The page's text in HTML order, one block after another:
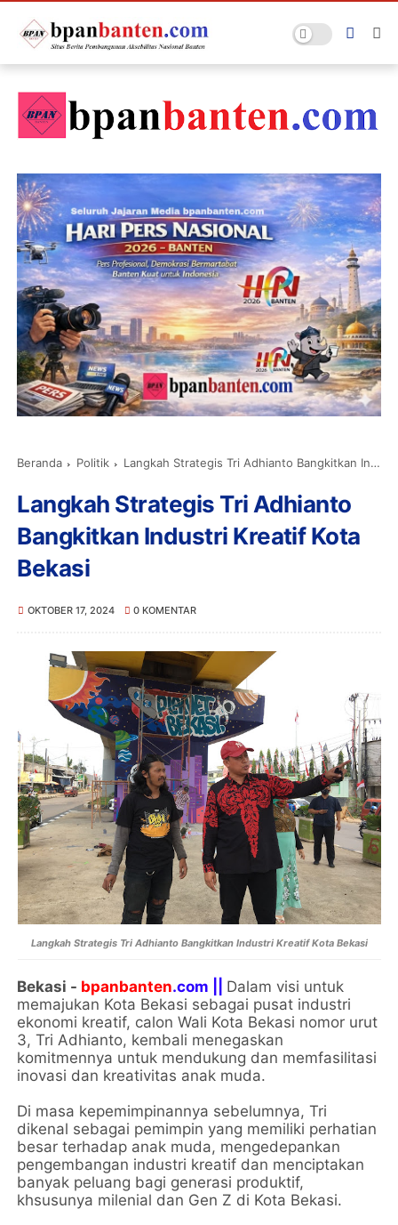
Beranda Politik Langkah Strategis Tri Adhianto Bangkitkan Industri Kreatif Kota Bekasi
Langkah Strategis Tri Adhianto
Bangkitkan Industri Kreatif Kota
Bekasi
OKTOBER 17, 2024 0 KOMENTAR
Langkah Strategis Tri Adhianto Bangkitkan Industri Kreatif Kota Bekasi
Bekasi - bpanbanten.com || Dalam visi untuk
memajukan Kota Bekasi sebagai pusat industri
ekonomi kreatif, calon Wali Kota Bekasi nomor urut
3, Tri Adhianto, kembali menegaskan
komitmennya untuk mendukung dan memfasilitasi
inovasi dan kreativitas anak muda.
Di masa kepemimpinannya sebelumnya, Tri
dikenal sebagai pemimpin yang memiliki perhatian
besar terhadap anak muda, mengedepankan
pengembangan industri kreatif dan menciptakan
banyak peluang bagi generasi produktif,
khsusunya milenial dan Gen Z di Kota Bekasi.